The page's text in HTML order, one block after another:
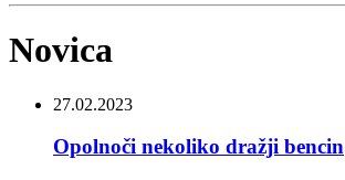
Novica
27.02.2023
Opolnoči nekoliko dražji bencin